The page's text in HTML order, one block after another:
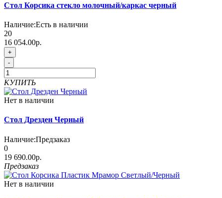
Стол Корсика стекло молочный/каркас черный
Наличие:Есть в наличии
20
16 054.00р.
+
-
КУПИТЬ
Нет в наличии
Стол Дрезден Черный
Наличие:Предзаказ
0
19 690.00р.
Предзаказ
Нет в наличии